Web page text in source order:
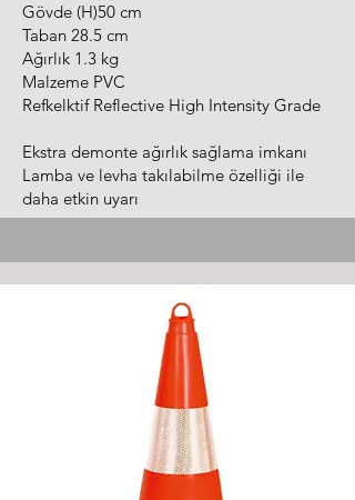
Gövde (H)50 cm
Taban 28.5 cm
Ağırlık 1.3 kg
Malzeme PVC
Refkelktif Reflective High Intensity Grade
Ekstra demonte ağırlık sağlama imkanı
Lamba ve levha takılabilme özelliği ile
daha etkin uyarı